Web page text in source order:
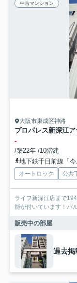
中古マンション
大阪市東成区神路
プロパレス新深江
-
/築22年 /10階建
地下鉄千日前線「
オートロック 公共
ライフ新深江店まで
能が付いています！バ
販売中の部屋
過去掲